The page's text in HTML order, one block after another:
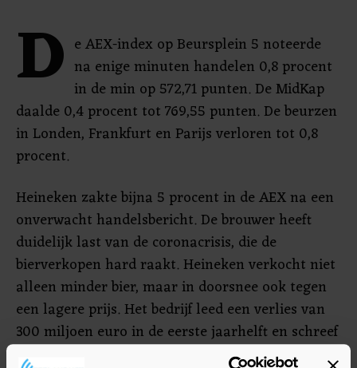
D e AEX-index op Beursplein 5 noteerde
na enige minuten handelen 0,8 procent
in de min op 572,71 punten. De MidKap
daalde 0,4 procent tot 769,55 punten. De beurzen
in Londen, Frankfurt en Parijs verloren tot 0,8
procent.
Heineken zakte bijna 5 procent in de AEX na een
onverwacht handelsbericht. De brouwer heeft
duidelijk last van de coronacrisis, die de
bierverkopen hard raakt. Heineken verkocht niet
alleen minder bier, maar in doorsnee ook tegen
een lagere prijs. Het bedrijf leed een verlies van
300 miljoen euro in de eerste jaarhelft en schreef
550 miljoen euro af op bezittingen.